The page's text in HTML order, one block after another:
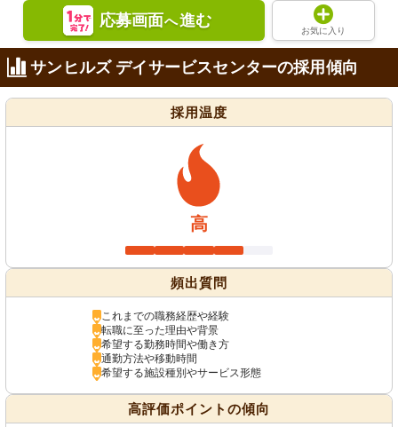
応募画面へ進む
お気に入り
サンヒルズ デイサービスセンターの採用傾向
採用温度
高
頻出質問
これまでの職務経歴や経験
転職に至った理由や背景
希望する勤務時間や働き方
通勤方法や移動時間
希望する施設種別やサービス形態
高評価ポイントの傾向